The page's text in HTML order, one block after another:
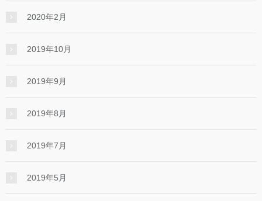
2020年2月
2019年10月
2019年9月
2019年8月
2019年7月
2019年5月